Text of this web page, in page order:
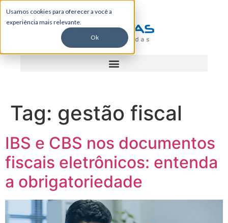
Usamos cookies para oferecer a você a
experiência mais relevante.
Ok
Tag: gestão fiscal
IBS e CBS nos documentos
fiscais eletrônicos: entenda
a obrigatoriedade